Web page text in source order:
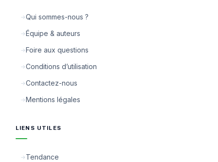
Qui sommes-nous ?
Équipe & auteurs
Foire aux questions
Conditions d’utilisation
Contactez-nous
Mentions légales
LIENS UTILES
Tendance